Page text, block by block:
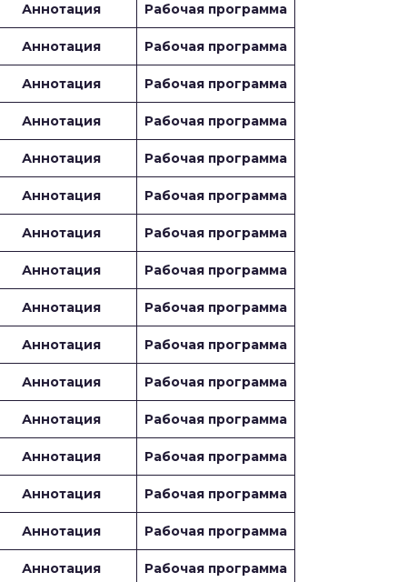
Аннотация Рабочая программа
Аннотация Рабочая программа
Аннотация Рабочая программа
Аннотация Рабочая программа
Аннотация Рабочая программа
Аннотация Рабочая программа
Аннотация Рабочая программа
Аннотация Рабочая программа
Аннотация Рабочая программа
Аннотация Рабочая программа
Аннотация Рабочая программа
Аннотация Рабочая программа
Аннотация Рабочая программа
Аннотация Рабочая программа
Аннотация Рабочая программа
Аннотация Рабочая программа